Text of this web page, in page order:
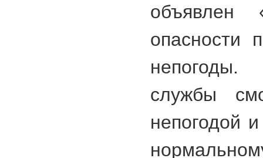
объявлен
опасности
непогоды.
службы
непогодой